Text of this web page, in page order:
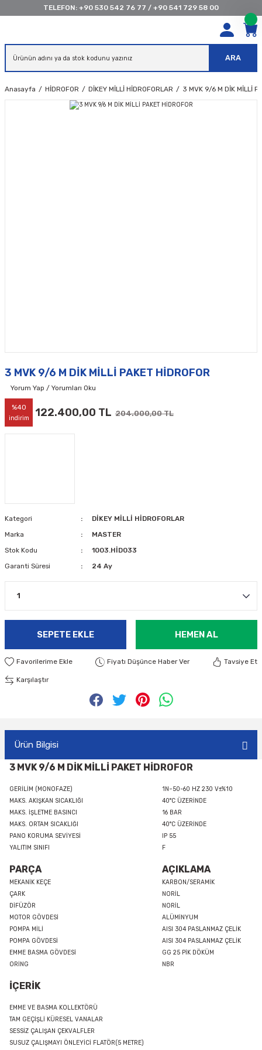
TELEFON: +90 530 542 76 77 / +90 541 729 58 00
ARA
Anasayfa HİDROFOR DİKEY MİLLİ HİDROFORLAR 3 MVK 9/6 M DİK MİLLİ
3 MVK 9/6 M DİK MİLLİ PAKET HİDROFOR
Yorum Yap / Yorumları Oku
%40
indirim 122.400,00 TL 204.000,00 TL
Kategori
DİKEY MİLLİ HİDROFORLAR
Marka
MASTER
Stok Kodu
1003.HİD033
Garanti Süresi
24 Ay
SEPETE EKLE HEMEN AL
Fiyatı Düşünce Haber Ver Tavsiye Et
Karşılaştır
Ürün Bilgisi
3 MVK 9/6 M DİK MİLLİ PAKET HİDROFOR
GERİLİM (MONOFAZE)
1N~50-60 HZ 230 V±%10
MAKS. AKIŞKAN SICAKLIĞI
40°C ÜZERİNDE
MAKS. İŞLETME BASINCI
16 BAR
MAKS. ORTAM SICAKLIĞI
40°C ÜZERİNDE
PANO KORUMA SEVİYESİ
IP 55
YALITIM SINIFI
F
PARÇA AÇIKLAMA
MEKANİK KEÇE
KARBON/SERAMİK
ÇARK
NORİL
DİFÜZÖR
NORİL
MOTOR GÖVDESİ
ALÜMİNYUM
POMPA MİLİ
AISI 304 PASLANMAZ ÇELİK
POMPA GÖVDESİ
AISI 304 PASLANMAZ ÇELİK
EMME BASMA GÖVDESİ
GG 25 PİK DÖKÜM
ORİNG
NBR
İÇERİK
EMME VE BASMA KOLLEKTÖRÜ
TAM GEÇİŞLİ KÜRESEL VANALAR
SESSİZ ÇALIŞAN ÇEKVALFLER
SUSUZ ÇALIŞMAYI ÖNLEYİCİ FLATÖR(5 METRE)